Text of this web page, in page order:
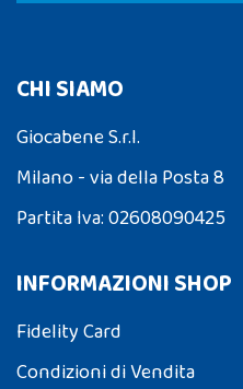
CHI SIAMO
Giocabene S.r.l.
Milano - via della Posta 8
Partita Iva: 02608090425
INFORMAZIONI SHOP
Fidelity Card
Condizioni di Vendita